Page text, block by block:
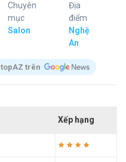
Chuyên
mục
Salon
Địa
điểm
Nghệ
An
topAZ trên
Xếp hạng